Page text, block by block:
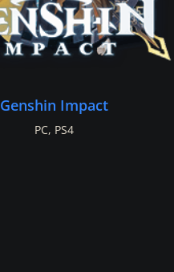
Genshin Impact
PC, PS4